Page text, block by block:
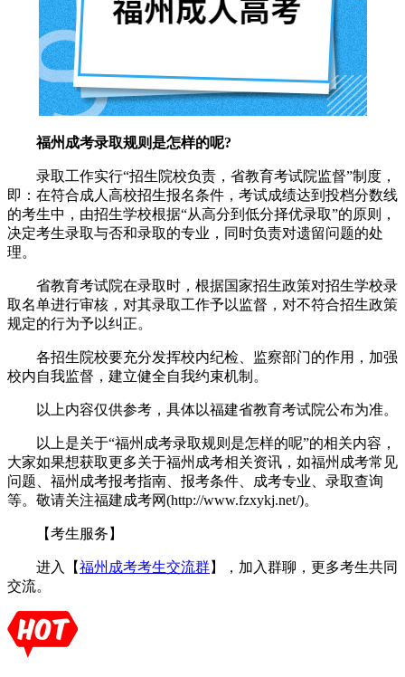
福州成考录取规则是怎样的呢?
录取工作实行“招生院校负责，省教育考试院监督”制度，
即：在符合成人高校招生报名条件，考试成绩达到投档分数线
的考生中，由招生学校根据“从高分到低分择优录取”的原则，
决定考生录取与否和录取的专业，同时负责对遗留问题的处
理。
省教育考试院在录取时，根据国家招生政策对招生学校录
取名单进行审核，对其录取工作予以监督，对不符合招生政策
规定的行为予以纠正。
各招生院校要充分发挥校内纪检、监察部门的作用，加强
校内自我监督，建立健全自我约束机制。
以上内容仅供参考，具体以福建省教育考试院公布为准。
以上是关于“福州成考录取规则是怎样的呢”的相关内容，
大家如果想获取更多关于福州成考相关资讯，如福州成考常见
问题、福州成考报考指南、报考条件、成考专业、录取查询
等。敬请关注福建成考网(http://www.fzxykj.net/)。
【考生服务】
进入【福州成考考生交流群】，加入群聊，更多考生共同
交流。